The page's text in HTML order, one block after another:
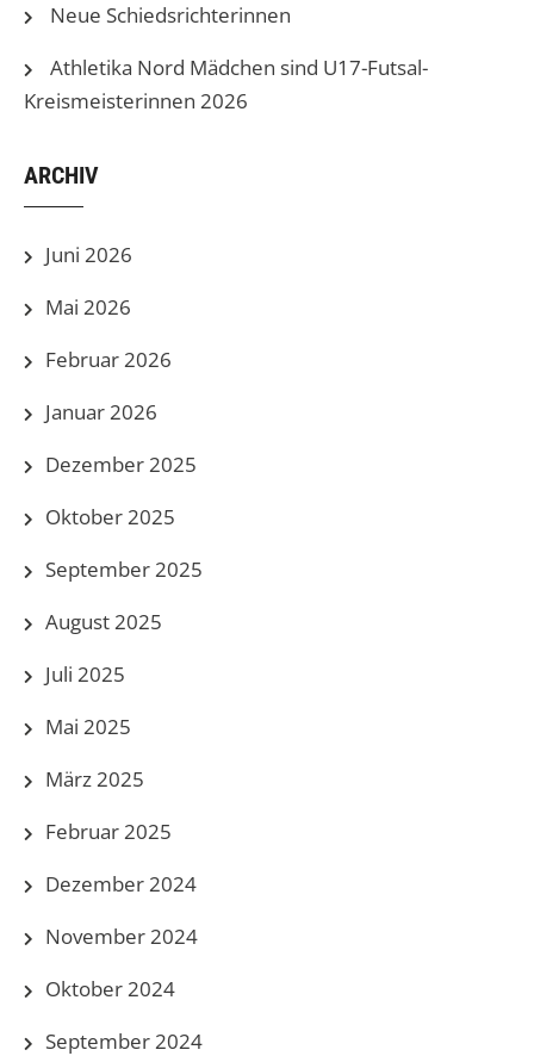
Neue Schiedsrichterinnen
Athletika Nord Mädchen sind U17-Futsal-
Kreismeisterinnen 2026
ARCHIV
Juni 2026
Mai 2026
Februar 2026
Januar 2026
Dezember 2025
Oktober 2025
September 2025
August 2025
Juli 2025
Mai 2025
März 2025
Februar 2025
Dezember 2024
November 2024
Oktober 2024
September 2024